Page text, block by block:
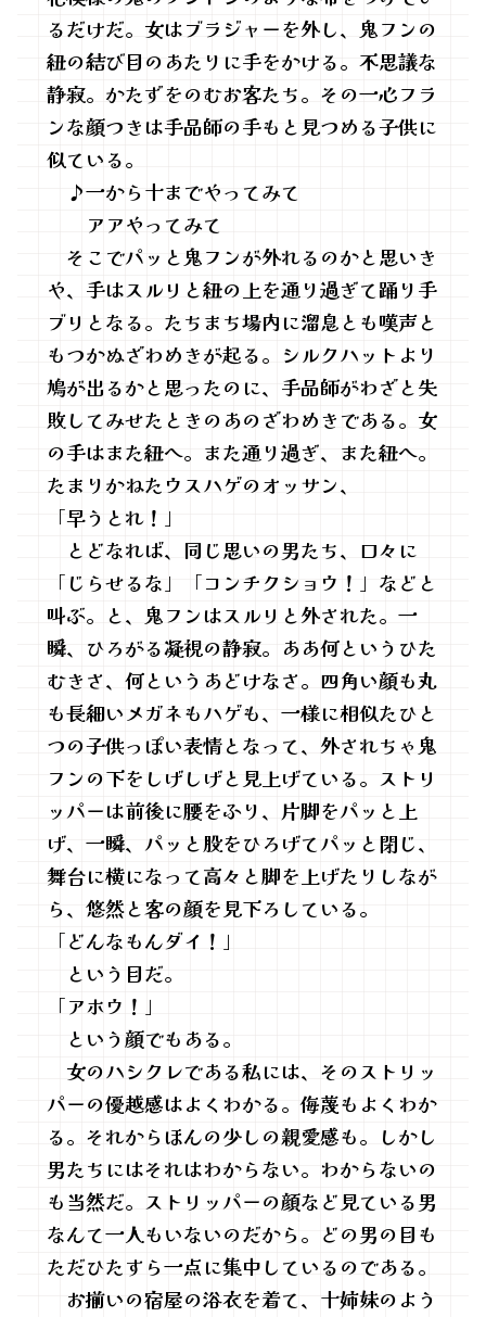
るだけだ。女はブラジャーを外し、鬼フンの
紐の結び目のあたりに手をかける。不思議な
静寂。かたずをのむお客たち。その一心フラ
ンな顔つきは手品師の手もと見つめる子供に
似ている。
♪一から十までやってみて
アアやってみて
そこでパッと鬼フンが外れるのかと思いき
や、手はスルリと紐の上を通り過ぎて踊り手
ブリとなる。たちまち場内に溜息とも嘆声と
もつかぬざわめきが起る。シルクハットより
鳩が出るかと思ったのに、手品師がわざと失
敗してみせたときのあのざわめきである。女
の手はまた紐へ。また通り過ぎ、また紐へ。
たまりかねたウスハゲのオッサン、
「早うとれ！」
とどなれば、同じ思いの男たち、口々に
「じらせるな」「コンチクショウ！」などと
叫ぶ。と、鬼フンはスルリと外された。一
瞬、ひろがる凝視の静寂。ああ何というひた
むきさ、何というあどけなさ。四角い顔も丸
も長細いメガネもハゲも、一様に相似たひと
つの子供っぽい表情となって、外されちゃ鬼
フンの下をしげしげと見上げている。ストリ
ッパーは前後に腰をふり、片脚をパッと上
げ、一瞬、パッと股をひろげてパッと閉じ、
舞台に横になって高々と脚を上げたりしなが
ら、悠然と客の顔を見下ろしている。
「どんなもんダイ！」
という目だ。
「アホウ！」
という顔でもある。
女のハシクレである私には、そのストリッ
パーの優越感はよくわかる。侮蔑もよくわか
る。それからほんの少しの親愛感も。しかし
男たちにはそれはわからない。わからないの
も当然だ。ストリッパーの顔など見ている男
なんて一人もいないのだから。どの男の目も
ただひたすら一点に集中しているのである。
お揃いの宿屋の浴衣を着て、十姉妹のよう